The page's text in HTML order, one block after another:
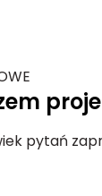
pytań